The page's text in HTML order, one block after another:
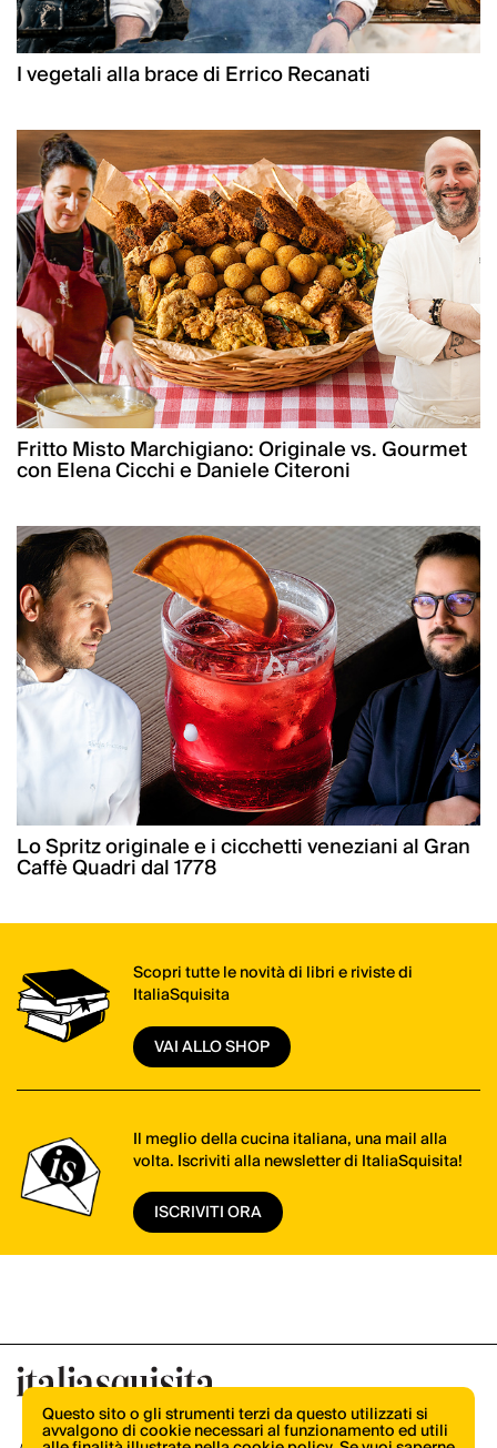
I vegetali alla brace di Errico Recanati
Fritto Misto Marchigiano: Originale vs. Gourmet
con Elena Cicchi e Daniele Citeroni
Lo Spritz originale e i cicchetti veneziani al Gran
Caffè Quadri dal 1778
Scopri tutte le novità di libri e riviste di
ItaliaSquisita
VAI ALLO SHOP
Il meglio della cucina italiana, una mail alla
volta. Iscriviti alla newsletter di ItaliaSquisita!
ISCRIVITI ORA
Questo sito o gli strumenti terzi da questo utilizzati si
avvalgono di cookie necessari al funzionamento ed utili